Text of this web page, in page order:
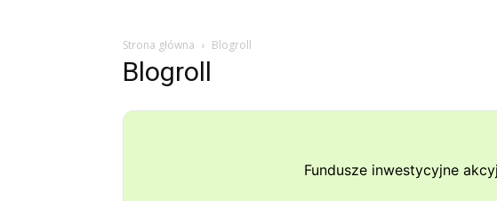
Strona główna Blogroll
Blogroll
Fundusze inwestycyjne